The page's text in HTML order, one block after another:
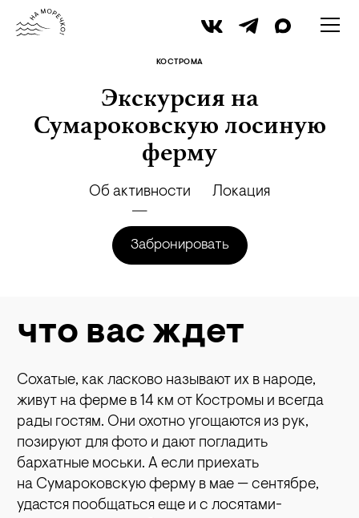
КОСТРОМА
Экскурсия на
Сумароковскую лосиную
ферму
Об активности Локация
Забронировать
что вас ждет
Сохатые, как ласково называют их в народе,
живут на ферме в 14 км от Костромы и всегда
рады гостям. Они охотно угощаются из рук,
позируют для фото и дают погладить
бархатные моськи. А если приехать
на Сумароковскую ферму в мае — сентябре,
удастся пообщаться еще и с лосятами-